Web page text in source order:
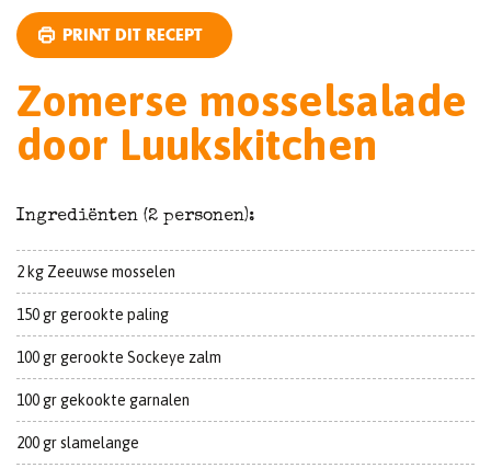
PRINT DIT RECEPT
Zomerse mosselsalade
door Luukskitchen
Ingrediënten (2 personen):
2 kg Zeeuwse mosselen
150 gr gerookte paling
100 gr gerookte Sockeye zalm
100 gr gekookte garnalen
200 gr slamelange